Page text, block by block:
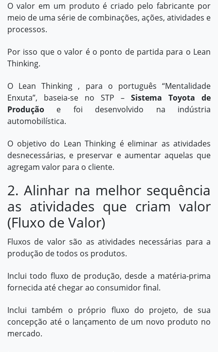
O valor em um produto é criado pelo fabricante por
meio de uma série de combinações, ações, atividades e
processos.
Por isso que o valor é o ponto de partida para o Lean
Thinking.
O Lean Thinking , para o português “Mentalidade
Enxuta”, baseia-se no STP – Sistema Toyota de
Produção e foi desenvolvido na indústria
automobilística.
O objetivo do Lean Thinking é eliminar as atividades
desnecessárias, e preservar e aumentar aquelas que
agregam valor para o cliente.
2. Alinhar na melhor sequência
as atividades que criam valor
(Fluxo de Valor)
Fluxos de valor são as atividades necessárias para a
produção de todos os produtos.
Inclui todo fluxo de produção, desde a matéria-prima
fornecida até chegar ao consumidor final.
Inclui também o próprio fluxo do projeto, de sua
concepção até o lançamento de um novo produto no
mercado.